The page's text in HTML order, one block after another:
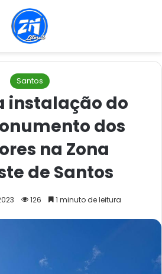
Santos
instalação do
dos
na Zona
de Santos
126 1 minuto de leitura